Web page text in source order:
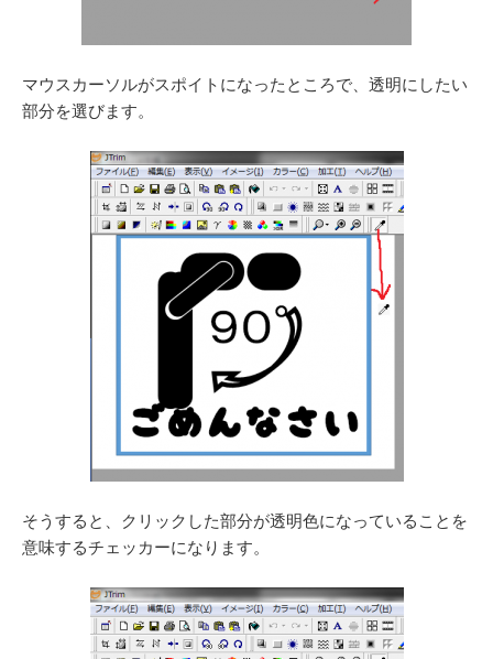
マウスカーソルがスポイトになったところで、透明にしたい
部分を選びます。
そうすると、クリックした部分が透明色になっていることを
意味するチェッカーになります。